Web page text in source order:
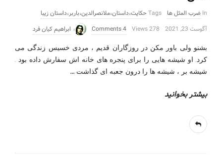
In ضرب المثل ها Tagsحکایت،داستان،ملانصرالدین،باربر،داستان زیبا
آگوست 23, 2021
278 Views
4 Comments ابراهیم کیان فرد
بشنو ولی باور مکن در روزگاران قدیم ، مردی خسیس زندگی می
كرد. او شيشه هایی را برای پنجره های خانه اش سفارش داده بود .
شيشه بر ، شيشه ها را درون جعبه ای گذاشت …
بیشتر بخوانید